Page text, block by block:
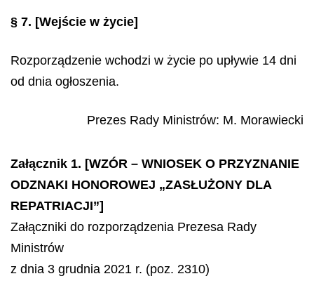
§ 7. [Wejście w życie]
Rozporządzenie wchodzi w życie po upływie 14 dni
od dnia ogłoszenia.
Prezes Rady Ministrów: M. Morawiecki
Załącznik 1. [WZÓR – WNIOSEK O PRZYZNANIE
ODZNAKI HONOROWEJ „ZASŁUŻONY DLA
REPATRIACJI”]
Załączniki do rozporządzenia Prezesa Rady
Ministrów
z dnia 3 grudnia 2021 r. (poz. 2310)